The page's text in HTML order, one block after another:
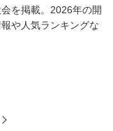
を掲載。2026年の開
や人気ランキングな